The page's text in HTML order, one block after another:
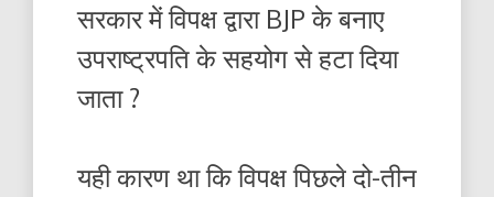
सरकार में विपक्ष द्वारा BJP के बनाए
उपराष्ट्रपति के सहयोग से हटा दिया
जाता ?
यही कारण था कि विपक्ष पिछले दो-तीन